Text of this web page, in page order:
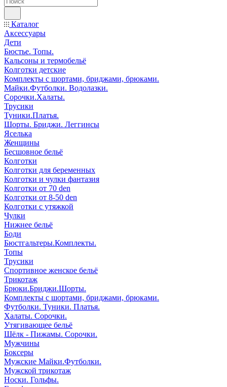
Каталог
Аксессуары
Дети
Бюстье. Топы.
Кальсоны и термобельё
Колготки детские
Комплекты с шортами, бриджами, брюками.
Майки.Футболки. Водолазки.
Сорочки.Халаты.
Трусики
Туники.Платья.
Шорты. Бриджи. Леггинсы
Яселька
Женщины
Бесшовное бельё
Колготки
Колготки для беременных
Колготки и чулки фантазия
Колготки от 70 den
Колготки от 8-50 den
Колготки с утяжкой
Чулки
Нижнее бельё
Боди
Бюстгальтеры.Комплекты.
Топы
Трусики
Спортивное женское бельё
Трикотаж
Брюки.Бриджи.Шорты.
Комплекты с шортами, бриджами, брюками.
Футболки. Туники. Платья.
Халаты. Сорочки.
Утягивающее бельё
Шёлк - Пижамы. Сорочки.
Мужчины
Боксеры
Мужские Майки.Футболки.
Мужской трикотаж
Носки. Гольфы.